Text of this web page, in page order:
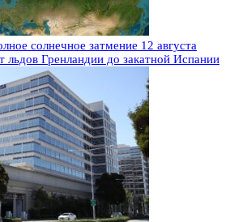
солнечное затмение 12 августа
льдов Гренландии до закатной Испании